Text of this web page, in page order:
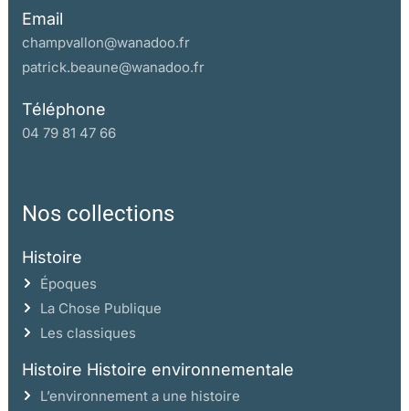
Email
champvallon@wanadoo.fr
patrick.beaune@wanadoo.fr
Téléphone
04 79 81 47 66
Nos collections
Histoire
Époques
La Chose Publique
Les classiques
Histoire Histoire environnementale
L’environnement a une histoire